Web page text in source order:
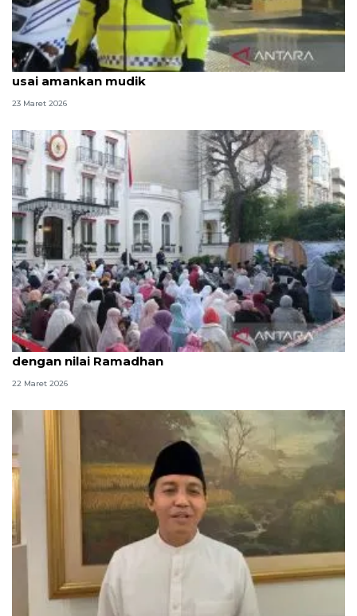
Kapolri naikkan pangkat Brigadir Fajar yang gugur
usai amankan mudik
23 Maret 2026
Rayakan Idul Fitri di Paris, Dubes: Jaga harmoni
dengan nilai Ramadhan
22 Maret 2026